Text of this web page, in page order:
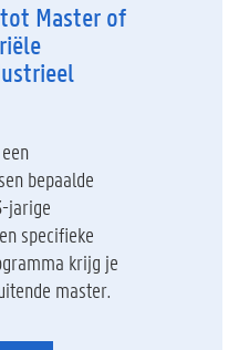
Master of
bepaalde
jarige
specifieke
krijg je
master.